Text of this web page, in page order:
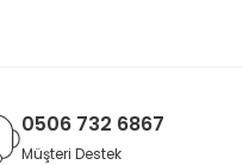
0506 732 6867
Müşteri Destek